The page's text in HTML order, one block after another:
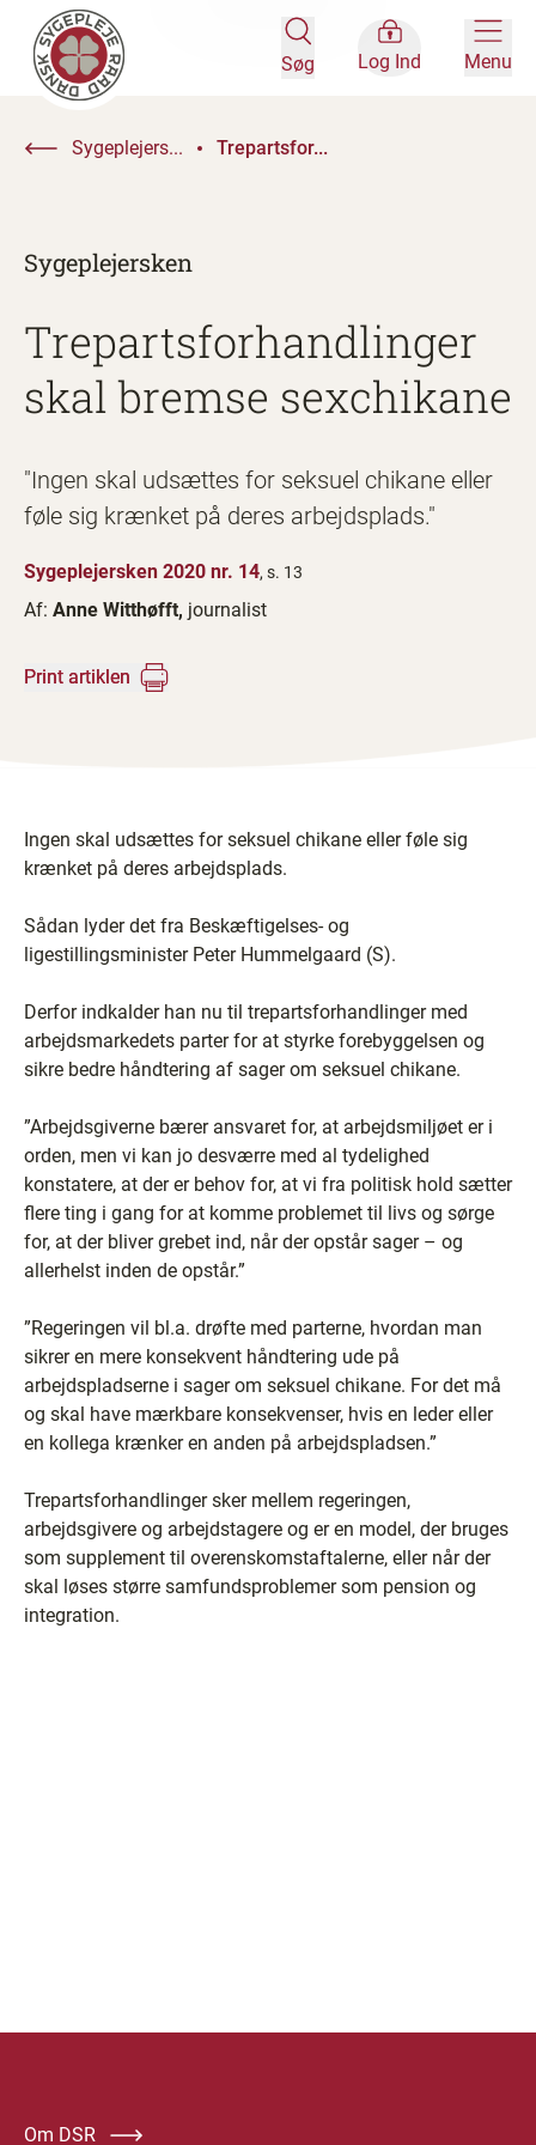
Søg Log Ind Menu
Sygeplejers... Trepartsfor...
Sygeplejersken
Trepartsforhandlinger
skal bremse sexchikane
"Ingen skal udsættes for seksuel chikane eller
føle sig krænket på deres arbejdsplads."
Sygeplejersken 2020 nr. 14, s. 13
Af: Anne Witthøfft, journalist
Print artiklen
Ingen skal udsættes for seksuel chikane eller føle sig
krænket på deres arbejdsplads.
Sådan lyder det fra Beskæftigelses- og
ligestillingsminister Peter Hummelgaard (S).
Derfor indkalder han nu til trepartsforhandlinger med
arbejdsmarkedets parter for at styrke forebyggelsen og
sikre bedre håndtering af sager om seksuel chikane.
”Arbejdsgiverne bærer ansvaret for, at arbejdsmiljøet er i
orden, men vi kan jo desværre med al tydelighed
konstatere, at der er behov for, at vi fra politisk hold sætter
flere ting i gang for at komme problemet til livs og sørge
for, at der bliver grebet ind, når der opstår sager – og
allerhelst inden de opstår.”
”Regeringen vil bl.a. drøfte med parterne, hvordan man
sikrer en mere konsekvent håndtering ude på
arbejdspladserne i sager om seksuel chikane. For det må
og skal have mærkbare konsekvenser, hvis en leder eller
en kollega krænker en anden på arbejdspladsen.”
Trepartsforhandlinger sker mellem regeringen,
arbejdsgivere og arbejdstagere og er en model, der bruges
som supplement til overenskomstaftalerne, eller når der
skal løses større samfundsproblemer som pension og
integration.
Om DSR